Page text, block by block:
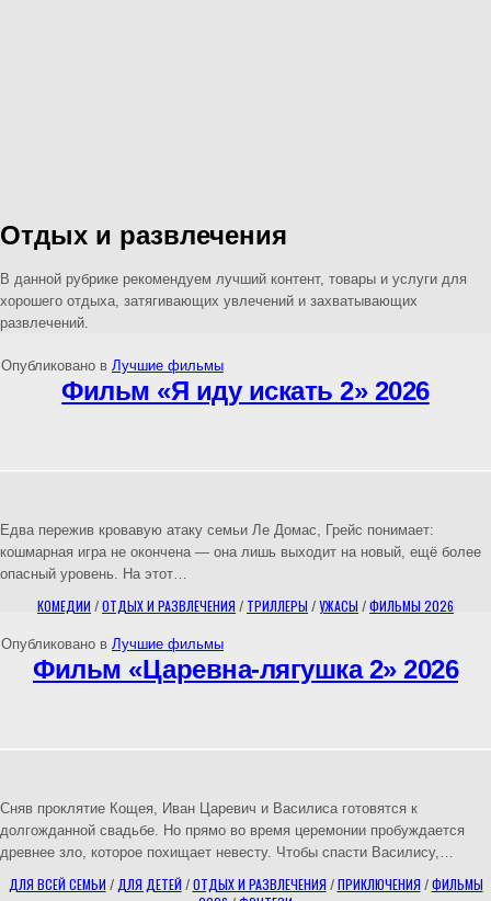
Отдых и развлечения
В данной рубрике рекомендуем лучший контент, товары и услуги для
хорошего отдыха, затягивающих увлечений и захватывающих
развлечений.
Опубликовано в Лучшие фильмы
Фильм «Я иду искать 2» 2026
Едва пережив кровавую атаку семьи Ле Домас, Грейс понимает:
кошмарная игра не окончена — она лишь выходит на новый, ещё более
опасный уровень. На этот…
КОМЕДИИ /ОТДЫХ И РАЗВЛЕЧЕНИЯ / ТРИЛЛЕРЫ /УЖАСЫ /ФИЛЬМЫ 2026
Опубликовано в Лучшие фильмы
Фильм «Царевна-лягушка 2» 2026
Сняв проклятие Кощея, Иван Царевич и Василиса готовятся к
долгожданной свадьбе. Но прямо во время церемонии пробуждается
древнее зло, которое похищает невесту. Чтобы спасти Василису,…
ДЛЯ ВСЕЙ СЕМЬИ / ДЛЯ ДЕТЕЙ /ОТДЫХ И РАЗВЛЕЧЕНИЯ /ПРИКЛЮЧЕНИЯ /ФИЛЬМЫ